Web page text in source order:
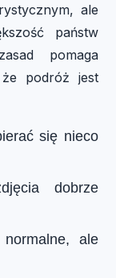
ale
państw
pomaga
podróż jest
się nieco
dobrze
ale